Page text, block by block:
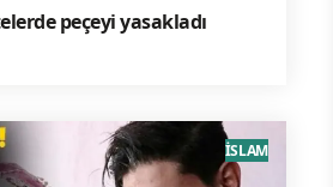
peçeyi yasakladı
İSLAM